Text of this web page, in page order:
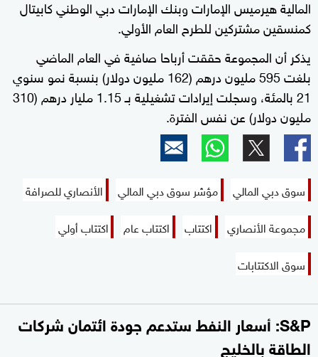
المالية هيرميس الإمارات وبنك الإمارات دبي الوطني كابيتال
كمنسقين مشتركين للطرح العام الأولي.
يذكر أن المجموعة حققت أرباحا صافية في العام الماضي
بلغت 595 مليون درهم (162 مليون دولار) بنسبة نمو سنوي
21 بالمئة، وسجلت إيرادات تشغيلية بـ 1.15 مليار درهم (310
مليون دولار) عن نفس الفترة.
سوق دبي المالي مؤشر سوق دبي المالي
الأنصاري للصرافة
مجموعة الأنصاري
اكتتاب اكتتاب عام
اكتتاب أولي
سوق الاكتتابات
S&P: أسعار النفط ستدعم جودة ائتمان شركات
الطاقة بالخليج